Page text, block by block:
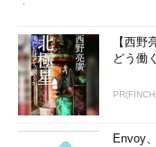
【西
どう働
Envoy